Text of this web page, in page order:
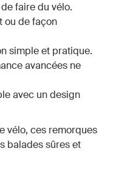
faire du vélo.
ou de façon
simple et pratique.
avancées ne
avec un design
vélo, ces remorques
balades sûres et